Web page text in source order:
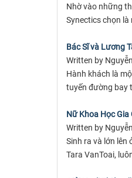
Nhờ vào những
Synectics chọn
Bác Sĩ và Lương
Written by
Hành khách là
tuyến đường bay
Nữ Khoa Học Gia
Written by
Sinh ra và lớn lên
Tara VanToai,